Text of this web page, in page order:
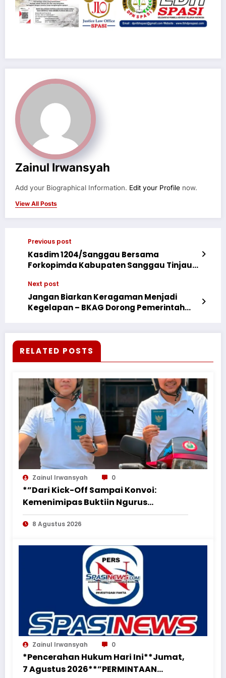
Zainul Irwansyah
Add your Biographical Information. Edit your Profile now.
View All Posts
Previous post
Kasdim 1204/Sanggau Bersama
Forkopimda Kabupaten Sanggau Tinjau
Next post
Jangan Biarkan Keragaman Menjadi
Kegelapan – BKAG Dorong Pemerintah
RELATED POSTS
Zainul Irwansyah 0
*”Dari Kick-Off Sampai Konvoi:
Kemenimipas Buktiin Ngurus
Dokumen Nggak Harus Ribet &
Boring”*
8 Agustus 2026
Zainul Irwansyah 0
*Pencerahan Hukum Hari Ini**Jumat,
7 Agustus 2026**”PERMINTAAN